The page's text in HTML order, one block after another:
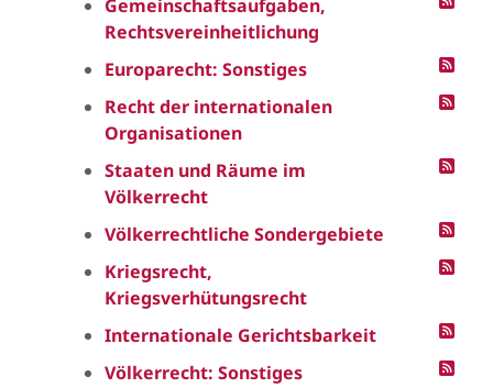
Gemeinschaftsaufgaben,
Rechtsvereinheitlichung
Europarecht: Sonstiges
Recht der internationalen
Organisationen
Staaten und Räume im
Völkerrecht
Völkerrechtliche Sondergebiete
Kriegsrecht,
Kriegsverhütungsrecht
Internationale Gerichtsbarkeit
Völkerrecht: Sonstiges